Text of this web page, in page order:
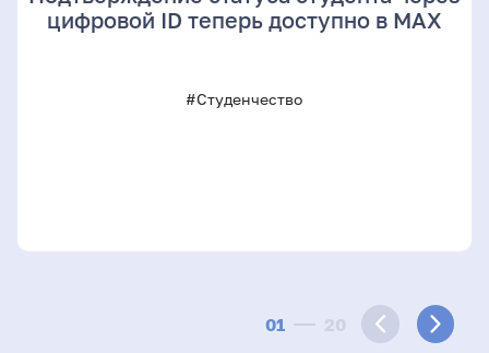
01 20
цифровой ID теперь доступно в МАХ
#Студенчество